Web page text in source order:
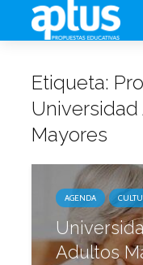
Etiqueta:
Mayores
AGENDA
Adultos